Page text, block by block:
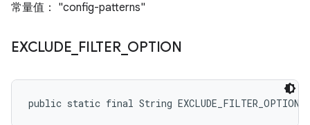
常量值： "config-patterns"
EXCLUDE FILTER_ OPTION
public static final String EXCLUDE_FILTER_OPTION